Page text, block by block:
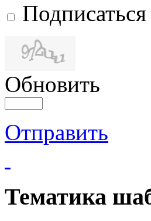
Обновить
Отправить
Тематика